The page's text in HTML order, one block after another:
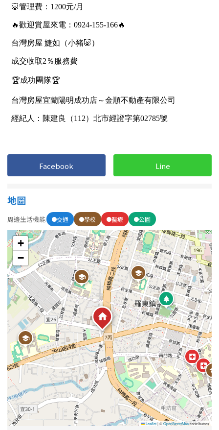
屋齡
不拘
5-10 年
20-30 年 30-40 年
40 年以上
Facebook Line
地圖
周邊生活機能 交通 學校 醫療 公園
+
−
Leaflet|©OpenStreetMapcontributors